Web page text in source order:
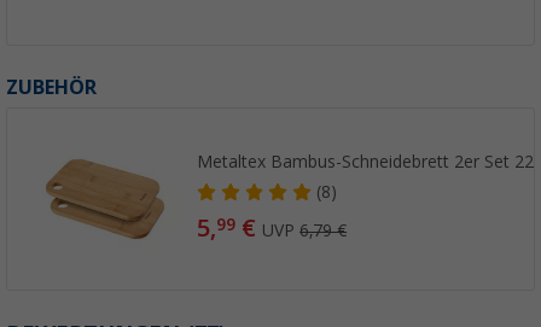
ZUBEHÖR
Metaltex Bambus-Schneidebrett 2er Set 22
(8)
5,99 € UVP6,79 €